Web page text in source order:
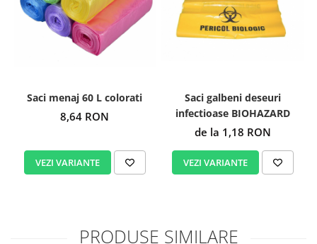
Saci menaj 60 L colorati
8,64 RON
VEZI VARIANTE
Saci galbeni deseuri
infectioase BIOHAZARD
de la 1,18 RON
VEZI VARIANTE
PRODUSE SIMILARE